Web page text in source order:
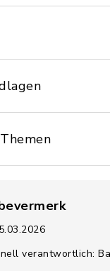
verantwortlich: